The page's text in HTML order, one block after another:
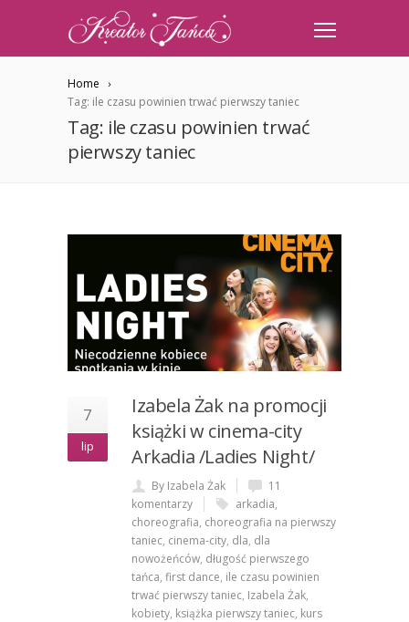
Home
Tag: ile czasu powinien trwać pierwszy taniec
Tag: ile czasu powinien trwać
pierwszy taniec
7
lip
Izabela Żak na promocji
książki w cinema-city
Arkadia /Ladies Night/
By Izabela Żak
11
komentarzy
arkadia,
choreografia, choreografia na pierwszy
taniec, cinema-city, dla, dla
nowożeńców, długość pierwszego
tańca, first dance, ile czasu powinien
trwać pierwszy taniec, Izabela Żak,
kobiety, książka pierwszy taniec, kurs